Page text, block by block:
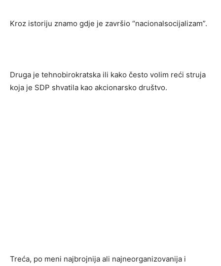
Kroz istoriju znamo gdje je završio “nacionalsocijalizam”.
Druga je tehnobirokratska ili kako često volim reći struja
koja je SDP shvatila kao akcionarsko društvo.
Treća, po meni najbrojnija ali najneorganizovanija i